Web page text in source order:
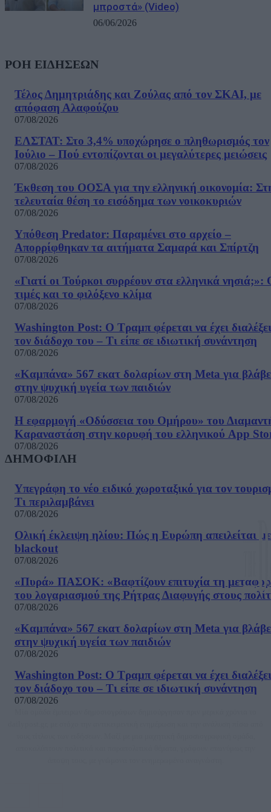
μπροστά» (Video)
06/06/2026
ΡΟΗ ΕΙΔΗΣΕΩΝ
Τέλος Δημητριάδης και Ζούλας από τον ΣΚΑΙ, με
απόφαση Αλαφούζου
07/08/2026
ΕΛΣΤΑΤ: Στο 3,4% υποχώρησε ο πληθωρισμός τον
Ιούλιο – Πού εντοπίζονται οι μεγαλύτερες μειώσεις
07/08/2026
Έκθεση του ΟΟΣΑ για την ελληνική οικονομία:
τελευταία θέση το εισόδημα των νοικοκυριών
07/08/2026
Υπόθεση Predator: Παραμένει στο αρχείο –
Απορρίφθηκαν τα αιτήματα Σαμαρά και Σπίρτζη
07/08/2026
«Γιατί οι Τούρκοι συρρέουν στα ελληνικά νησιά;»:
τιμές και το φιλόξενο κλίμα
07/08/2026
Washington Post: Ο Τραμπ φέρεται να έχει διαλέξει
τον διάδοχο του – Τι είπε σε ιδιωτική συνάντηση
07/08/2026
«Καμπάνα» 567 εκατ δολαρίων στη Meta για
στην ψυχική υγεία των παιδιών
07/08/2026
Η εφαρμογή «Οδύσσεια του Ομήρου» του
Καραναστάση στην κορυφή του ελληνικού App
07/08/2026
ΔΗΜΟΦΙΛΗ
Υπεγράφη το νέο ειδικό χωροταξικό για τον
Τι περιλαμβάνει
07/08/2026
Ολική έκλειψη ηλίου: Πώς η Ευρώπη απειλείται με
blackout
07/08/2026
«Πυρά» ΠΑΣΟΚ: «Βαφτίζουν επιτυχία τη
του λογαριασμού της Ρήτρας Διαφυγής στους
07/08/2026
«Καμπάνα» 567 εκατ δολαρίων στη Meta για
στην ψυχική υγεία των παιδιών
07/08/2026
Washington Post: Ο Τραμπ φέρεται να έχει διαλέξει
τον διάδοχο του – Τι είπε σε ιδιωτική συνάντηση
07/08/2026